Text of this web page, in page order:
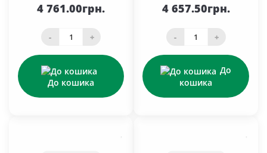
4 761.00грн.
- +
До кошика
4 657.50грн.
- +
До
кошика